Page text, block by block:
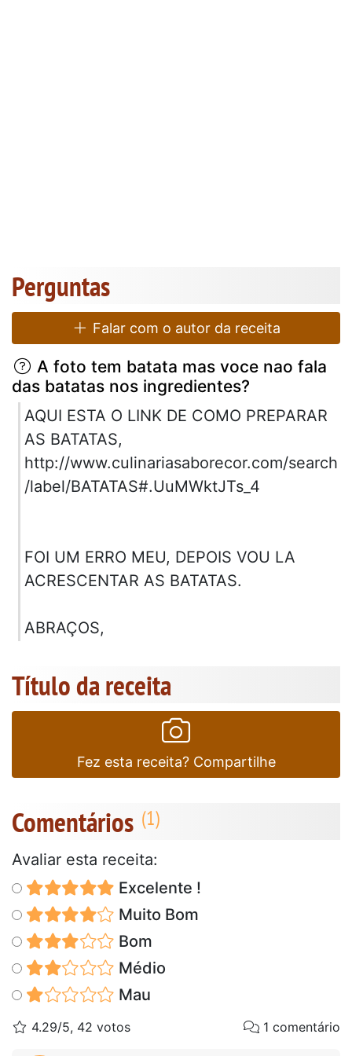
Perguntas
Falar com o autor da receita
A foto tem batata mas voce nao fala
das batatas nos ingredientes?
AQUI ESTA O LINK DE COMO PREPARAR
AS BATATAS,
http://www.culinariasaborecor.com/search
/label/BATATAS#.UuMWktJTs_4
FOI UM ERRO MEU, DEPOIS VOU LA
ACRESCENTAR AS BATATAS.
ABRAÇOS,
Título da receita
Fez esta receita? Compartilhe
Comentários
Avaliar esta receita:
Excelente !
Muito Bom
Bom
Médio
Mau
4.29/5, 42 votos 1 comentário